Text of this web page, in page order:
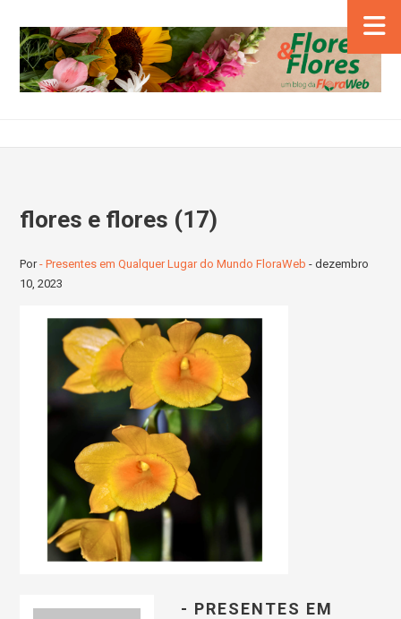
flores e flores (17)
Por- Presentes em Qualquer Lugar do Mundo FloraWeb -dezembro
10, 2023
- PRESENTES EM